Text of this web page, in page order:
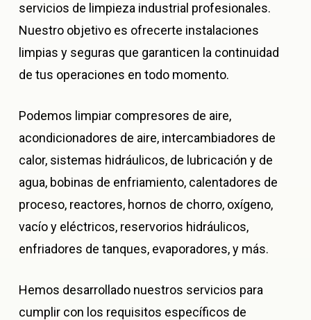
servicios de limpieza industrial profesionales.
Nuestro objetivo es ofrecerte instalaciones
limpias y seguras que garanticen la continuidad
de tus operaciones en todo momento.
Podemos limpiar compresores de aire,
acondicionadores de aire, intercambiadores de
calor, sistemas hidráulicos, de lubricación y de
agua, bobinas de enfriamiento, calentadores de
proceso, reactores, hornos de chorro, oxígeno,
vacío y eléctricos, reservorios hidráulicos,
enfriadores de tanques, evaporadores, y más.
Hemos desarrollado nuestros servicios para
cumplir con los requisitos específicos de